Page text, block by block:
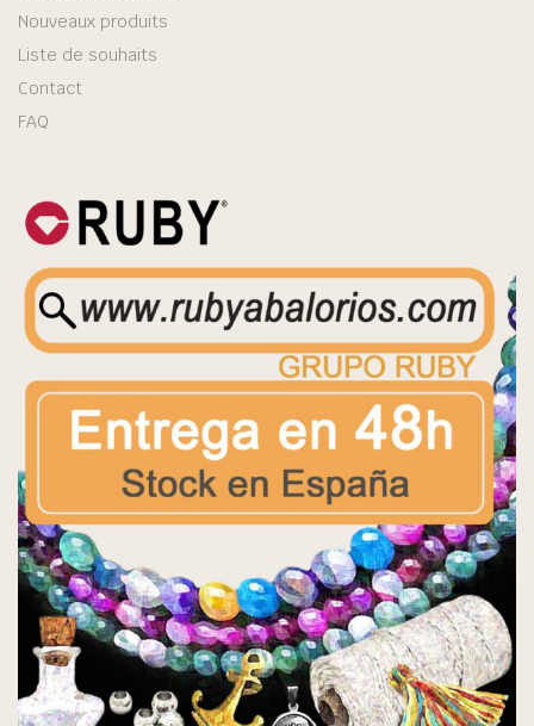
Nouveaux produits
Liste de souhaits
Contact
FAQ